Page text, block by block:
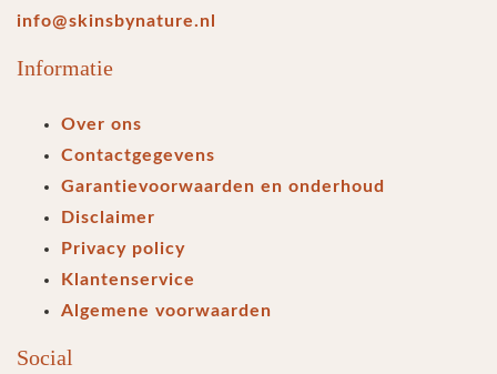
info@skinsbynature.nl
Informatie
Over ons
Contactgegevens
Garantievoorwaarden en onderhoud
Disclaimer
Privacy policy
Klantenservice
Algemene voorwaarden
Social